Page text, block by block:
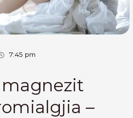
7:45 pm
–